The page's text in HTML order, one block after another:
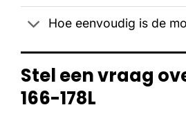
Hoe eenvoudig is de
Stel een vraag
166-178L